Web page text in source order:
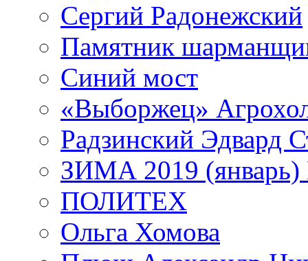
Сергий Радонежский
Памятник
Синий мост
«Выборжец»
Радзинский Эдвард
ЗИМА 2019 (январь)
ПОЛИТЕХ
Ольга Хомова